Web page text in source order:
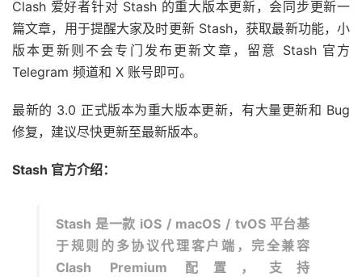
Clash 爱好者针对 Stash 的重大版本更新，会同步更新一
篇文章，用于提醒大家及时更新 Stash，获取最新功能，小
版本更新则不会专门发布更新文章，留意 Stash 官方
Telegram 频道和 X 账号即可。
最新的 3.0 正式版本为重大版本更新，有大量更新和 Bug
修复，建议尽快更新至最新版本。
Stash 官方介绍：
Stash 是一款 iOS / macOS / tvOS 平台基
于规则的多协议代理客户端，完全兼容
Clash Premium 配置，支持